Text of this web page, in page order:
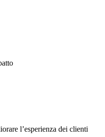
l’esperienza dei clienti